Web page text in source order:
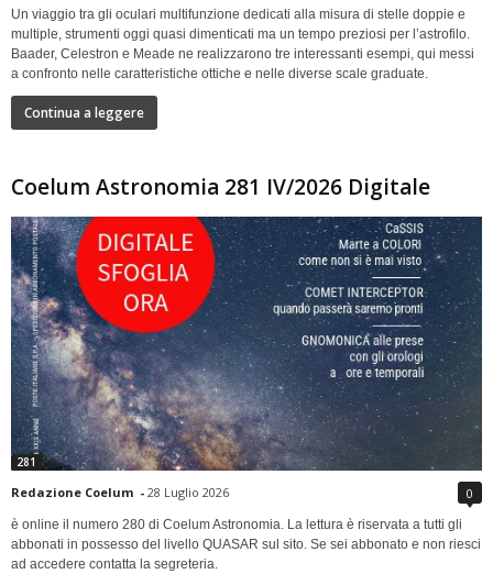
Un viaggio tra gli oculari multifunzione dedicati alla misura di stelle doppie e
multiple, strumenti oggi quasi dimenticati ma un tempo preziosi per l’astrofilo.
Baader, Celestron e Meade ne realizzarono tre interessanti esempi, qui messi
a confronto nelle caratteristiche ottiche e nelle diverse scale graduate.
Continua a leggere
Coelum Astronomia 281 IV/2026 Digitale
281
Redazione Coelum - 28 Luglio 2026 0
è online il numero 280 di Coelum Astronomia. La lettura è riservata a tutti gli
abbonati in possesso del livello QUASAR sul sito. Se sei abbonato e non riesci
ad accedere contatta la segreteria.